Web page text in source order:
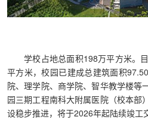
学校占地总面积198万平方米。
平方米，校园已建成总建筑面积
院、理学院、商学院、智华教学楼等
园三期工程南科大附属医院（校本部
设稳步推进，将于2026年起陆续竣工